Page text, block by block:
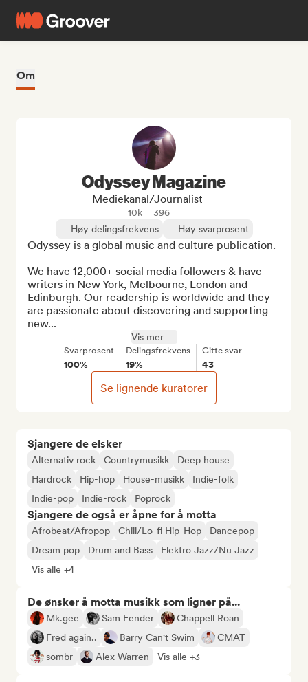
Om
Sjangere de elsker
Alternativ rock Countrymusikk
Deep house
Hardrock
Hip-hop House-musikk
Indie-folk
Indie-pop
Indie-rock Poprock
Sjangere de også er åpne for å motta
Afrobeat/Afropop Chill/Lo-fi Hip-Hop
Dancepop
Dream pop
Drum and Bass
Elektro Jazz/Nu Jazz
Vis alle +4
De ønsker å motta musikk som ligner på...
Mk.gee Sam Fender
Chappell Roan
Fred again..
Barry Can't Swim
CMAT
sombr
Alex Warren Vis alle +3
Odyssey Magazine
Mediekanal/journalist
10k
396
Høy delingsfrekvens
Høy svarprosent
Odyssey is a global music and culture publication.
We have 12,000+ social media followers & have
writers in New York, Melbourne, London and
Edinburgh. Our readership is worldwide and they
are passionate about discovering and supporting
new...
Vis mer
Svarprosent
100%
Delingsfrekvens
19%
Gitte svar
43
Se lignende kuratorer